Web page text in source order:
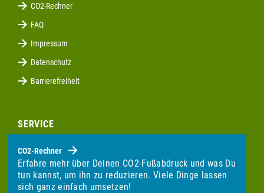
CO2-Rechner
FAQ
Impressum
Datenschutz
Barrierefreiheit
SERVICE
CO2-Rechner
Erfahre mehr über Deinen CO2-Fußabdruck und was Du
tun kannst, um ihn zu reduzieren. Viele Dinge lassen
sich ganz einfach umsetzen!